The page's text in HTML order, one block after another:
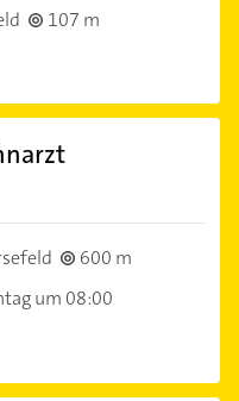
107 m
600 m
um 08:00